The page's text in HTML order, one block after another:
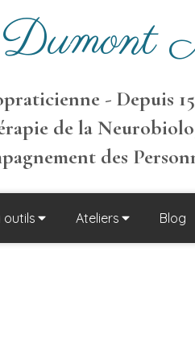
- Depuis
de la
des
outils Ateliers Blog